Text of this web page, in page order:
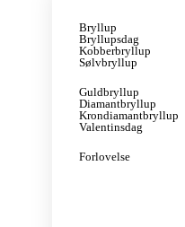
Bryllup
Bryllupsdag
Kobberbryllup
Sølvbryllup
Guldbryllup
Diamantbryllup
Krondiamantbryllup
Valentinsdag
Forlovelse